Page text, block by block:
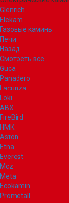
Glenrich
Elekam
Газовые камины
Печи
Назад
Смотреть все
Guca
Panadero
Lacunza
Loki
ABX
FireBird
НМК
Aston
Etna
Everest
Mcz
Meta
Ecokamin
Prometall